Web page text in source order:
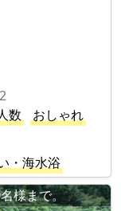
数
おしゃれ
・海水浴
様まで。